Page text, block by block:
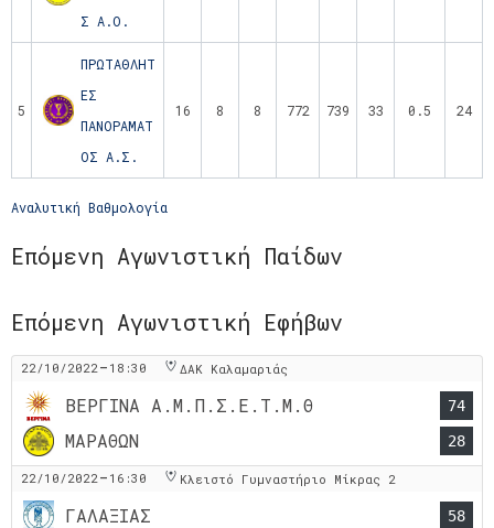
Σ Α.Ο.
5
ΠΡΩΤΑΘΛΗΤ
ΕΣ
ΠΑΝΟΡΑΜΑΤ
ΟΣ Α.Σ.
16 8 8 772 739 33 0.5 24
Αναλυτική Βαθμολογία
Επόμενη Αγωνιστική Παίδων
Επόμενη Αγωνιστική Εφήβων
22/10/2022 - 18:30 ΔΑΚ Καλαμαριάς
ΒΕΡΓΙΝΑ Α.Μ.Π.Σ.Ε.Τ.Μ.Θ 74
ΜΑΡΑΘΩΝ 28
22/10/2022 - 16:30 Κλειστό Γυμναστήριο Μίκρας 2
ΓΑΛΑΞΙΑΣ 58